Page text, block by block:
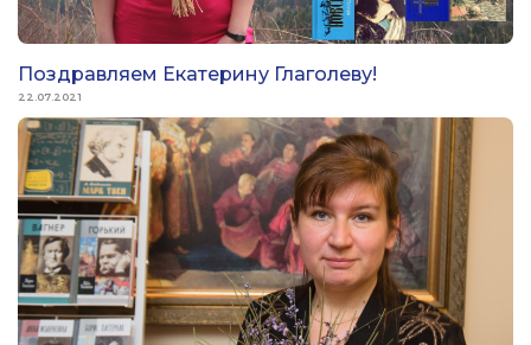
Поздравляем Екатерину Глаголеву!
22.07.2021